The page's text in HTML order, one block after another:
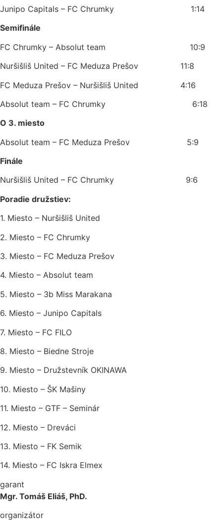
Junipo Capitals – FC Chrumky 1:14
Semifinále
FC Chrumky – Absolut team 10:9
Nuršišliš United – FC Meduza Prešov 11:8
FC Meduza Prešov – Nuršišliš United 4:16
Absolut team – FC Chrumky 6:18
O 3. miesto
Absolut team – FC Meduza Prešov 5:9
Finále
Nuršišliš United – FC Chrumky 9:6
Poradie družstiev:
1. Miesto – Nuršišliš United
2. Miesto – FC Chrumky
3. Miesto – FC Meduza Prešov
4. Miesto – Absolut team
5. Miesto – 3b Miss Marakana
6. Miesto – Junipo Capitals
7. Miesto – FC FILO
8. Miesto – Biedne Stroje
9. Miesto – Družstevník OKINAWA
10. Miesto – ŠK Mašiny
11. Miesto – GTF – Seminár
12. Miesto – Dreváci
13. Miesto – FK Semik
14. Miesto – FC Iskra Elmex
garant
Mgr. Tomáš Eliáš, PhD.
organizátor